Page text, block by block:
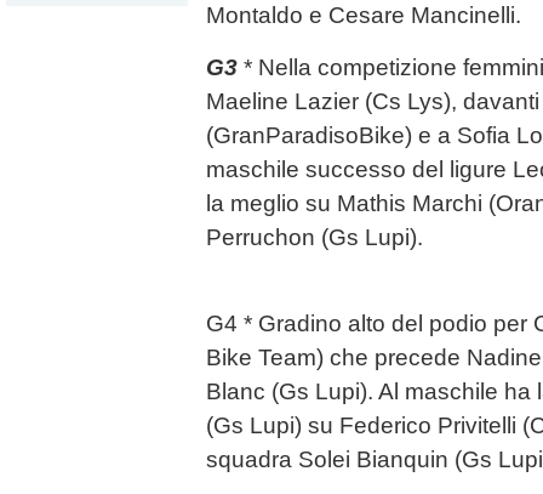
Montaldo e Cesare Mancinelli.
G3 * Nella competizione
Maeline Lazier (Cs Lys),
(GranParadisoBike) e a Sofia
maschile successo del ligure
la meglio su Mathis Marchi
Perruchon (Gs Lupi).
G4 * Gradino alto del podio per
Bike Team) che precede
Blanc (Gs Lupi). Al maschile
(Gs Lupi) su Federico Privitelli
squadra Solei Bianquin (Gs